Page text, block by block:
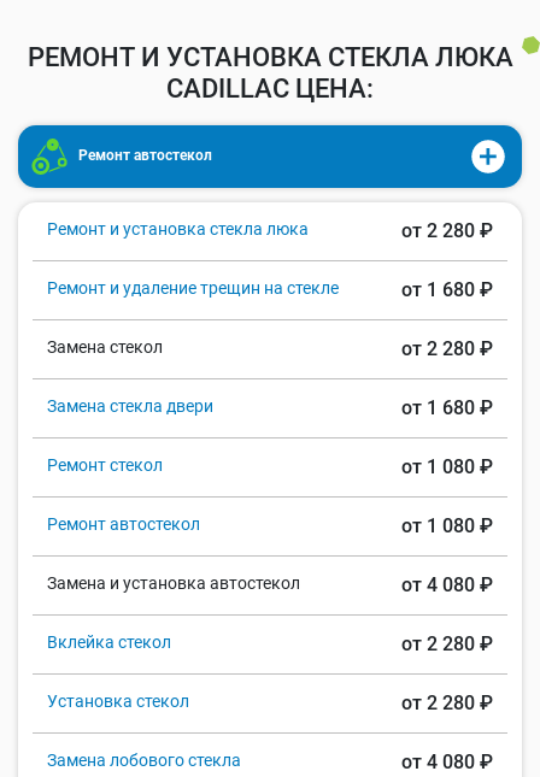
РЕМОНТ И УСТАНОВКА СТЕКЛА ЛЮКА
CADILLAC ЦЕНА:
Ремонт автостекол
Ремонт и установка стекла люка от 2 280 ₽
Ремонт и удаление трещин на стекле от 1 680 ₽
Замена стекол от 2 280 ₽
Замена стекла двери от 1 680 ₽
Ремонт стекол от 1 080 ₽
Ремонт автостекол от 1 080 ₽
Замена и установка автостекол от 4 080 ₽
Вклейка стекол от 2 280 ₽
Установка стекол от 2 280 ₽
Замена лобового стекла от 4 080 ₽